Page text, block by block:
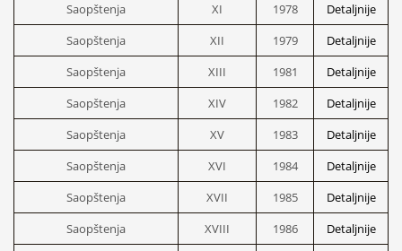
Saopštenja
XI 1978
Detaljnije
Saopštenja
XII 1979
Detaljnije
Saopštenja
XIII 1981
Detaljnije
Saopštenja
XIV 1982
Detaljnije
Saopštenja
XV 1983
Detaljnije
Saopštenja
XVI 1984
Detaljnije
Saopštenja
XVII 1985
Detaljnije
Saopštenja
XVIII 1986
Detaljnije